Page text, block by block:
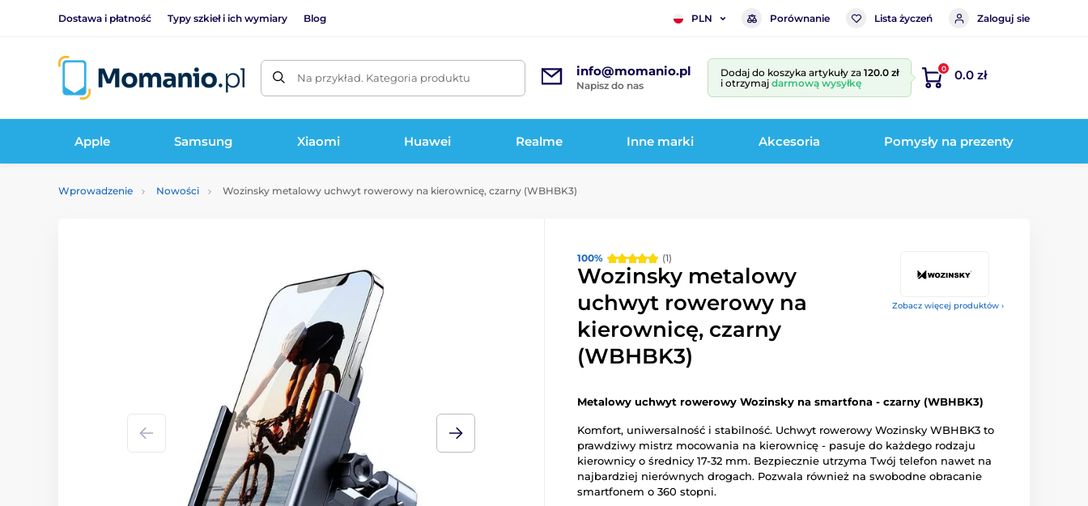
Dostawa i płatność Typy szkieł i ich wymiary Blog PLN Porównanie Lista życzeń Zaloguj sie
Na przykład. Kategoria produktu info@momanio.pl
Napisz do nas
Dodaj do koszyka artykuły za 120.0 zł
i otrzymaj darmową wysyłkę
0 0.0 zł
Apple Samsung Xiaomi Huawei Realme Inne marki Akcesoria Pomysły na prezenty
Wprowadzenie Nowości Wozinsky metalowy uchwyt rowerowy na kierownicę, czarny (WBHBK3)
100% (1)
Zobacz więcej produktów ›
Wozinsky metalowy
uchwyt rowerowy na
kierownicę, czarny
(WBHBK3)
Metalowy uchwyt rowerowy Wozinsky na smartfona - czarny (WBHBK3)
Komfort, uniwersalność i stabilność. Uchwyt rowerowy Wozinsky WBHBK3 to
prawdziwy mistrz mocowania na kierownicę - pasuje do każdego rodzaju
kierownicy o średnicy 17-32 mm. Bezpiecznie utrzyma Twój telefon nawet na
najbardziej nierównych drogach. Pozwala również na swobodne obracanie
smartfonem o 360 stopni.